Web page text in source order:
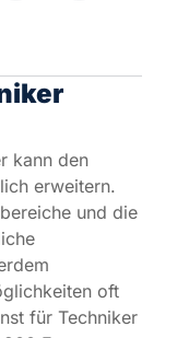
oft
für Techniker
nach
Technikern
Gehälter im
die 1.000 Euro